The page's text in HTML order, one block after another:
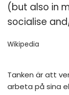
(but also in
socialise
Wikipedia
Tanken är att
arbeta på sina